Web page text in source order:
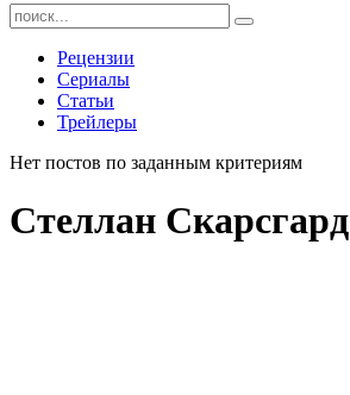
Найти:
Рецензии
Сериалы
Статьи
Трейлеры
Нет постов по заданным критериям
Стеллан Скарсгард